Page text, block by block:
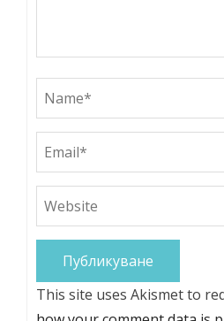
This site uses Akismet to